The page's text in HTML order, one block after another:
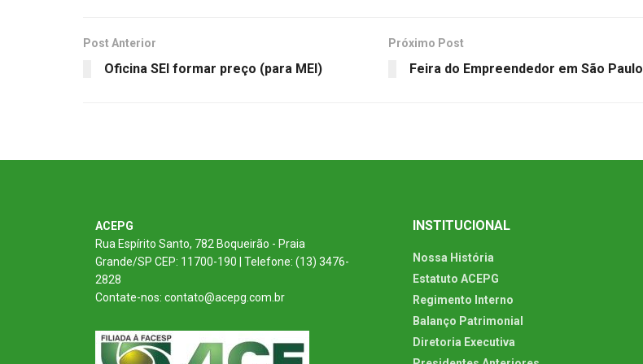
Post Anterior
Oficina SEI formar preço (para MEI)
Próximo Post
Feira do Empreendedor em São Paulo
ACEPG
Rua Espírito Santo, 782 Boqueirão - Praia
Grande/SP CEP: 11700-190 | Telefone: (13) 3476-
2828
Contate-nos: contato@acepg.com.br
INSTITUCIONAL
Nossa História
Estatuto ACEPG
Regimento Interno
Balanço Patrimonial
Diretoria Executiva